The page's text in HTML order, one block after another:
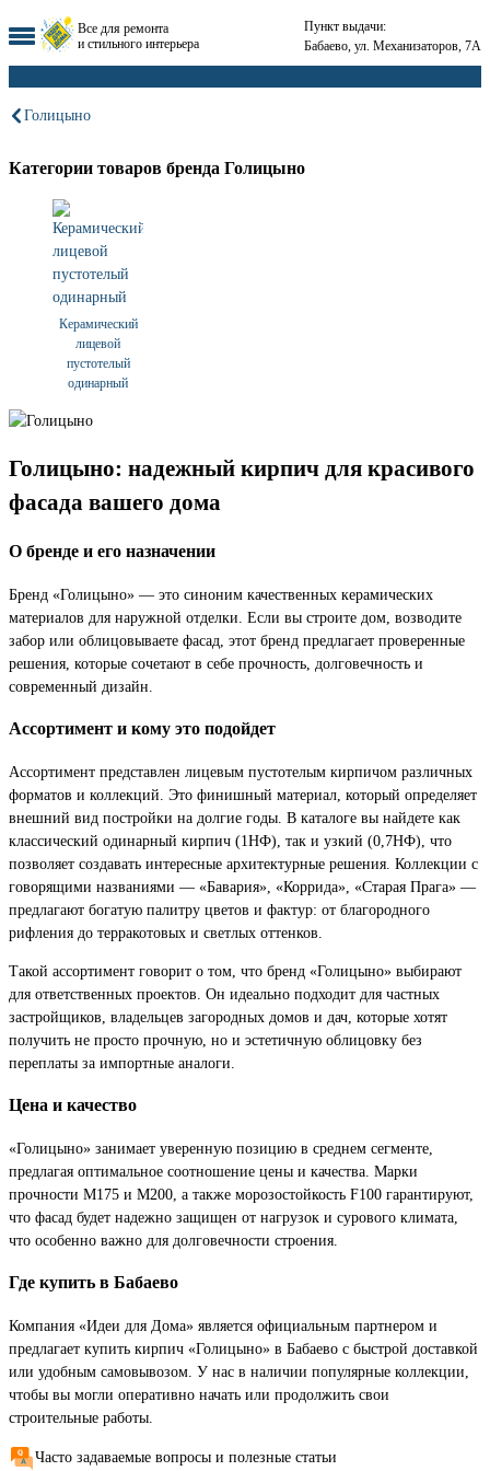
Все для ремонта
и стильного интерьера
Пункт выдачи:
Бабаево, ул. Механизаторов, 7А
Голицыно
Категории товаров бренда Голицыно
Керамический
лицевой
пустотелый
одинарный
Голицыно: надежный кирпич для красивого
фасада вашего дома
О бренде и его назначении
Бренд «Голицыно» — это синоним качественных керамических
материалов для наружной отделки. Если вы строите дом, возводите
забор или облицовываете фасад, этот бренд предлагает проверенные
решения, которые сочетают в себе прочность, долговечность и
современный дизайн.
Ассортимент и кому это подойдет
Ассортимент представлен лицевым пустотелым кирпичом различных
форматов и коллекций. Это финишный материал, который определяет
внешний вид постройки на долгие годы. В каталоге вы найдете как
классический одинарный кирпич (1НФ), так и узкий (0,7НФ), что
позволяет создавать интересные архитектурные решения. Коллекции с
говорящими названиями — «Бавария», «Коррида», «Старая Прага» —
предлагают богатую палитру цветов и фактур: от благородного
рифления до терракотовых и светлых оттенков.
Такой ассортимент говорит о том, что бренд «Голицыно» выбирают
для ответственных проектов. Он идеально подходит для частных
застройщиков, владельцев загородных домов и дач, которые хотят
получить не просто прочную, но и эстетичную облицовку без
переплаты за импортные аналоги.
Цена и качество
«Голицыно» занимает уверенную позицию в среднем сегменте,
предлагая оптимальное соотношение цены и качества. Марки
прочности М175 и М200, а также морозостойкость F100 гарантируют,
что фасад будет надежно защищен от нагрузок и сурового климата,
что особенно важно для долговечности строения.
Где купить в Бабаево
Компания «Идеи для Дома» является официальным партнером и
предлагает купить кирпич «Голицыно» в Бабаево с быстрой доставкой
или удобным самовывозом. У нас в наличии популярные коллекции,
чтобы вы могли оперативно начать или продолжить свои
строительные работы.
Часто задаваемые вопросы и полезные статьи